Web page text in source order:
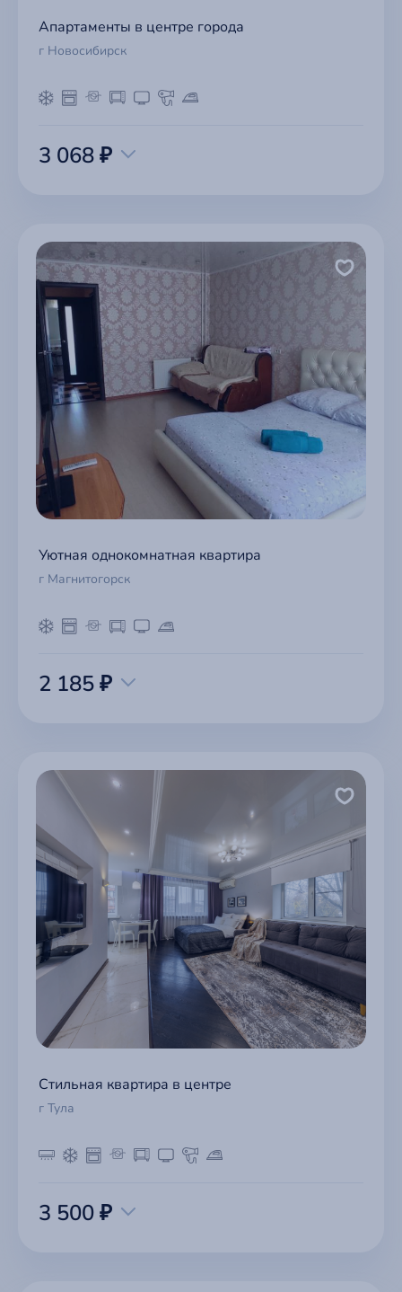
Апартаменты в центре города
г Новосибирск
3 068 ₽
Уютная однокомнатная квартира
г Магнитогорск
2 185 ₽
Стильная квартира в центре
г Тула
3 500 ₽